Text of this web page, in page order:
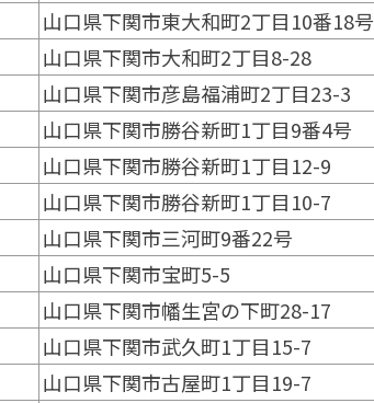
山口県下関市東大和町2丁目10番18号
山口県下関市大和町2丁目8-28
山口県下関市彦島福浦町2丁目23-3
山口県下関市勝谷新町1丁目9番4号
山口県下関市勝谷新町1丁目12-9
山口県下関市勝谷新町1丁目10-7
山口県下関市三河町9番22号
山口県下関市宝町5-5
山口県下関市幡生宮の下町28-17
山口県下関市武久町1丁目15-7
山口県下関市古屋町1丁目19-7